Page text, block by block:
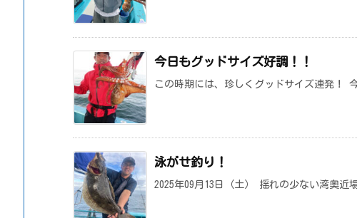
今日もグッドサイズ好調！！
この時期には、珍しくグッドサイズ連発
泳がせ釣り！
2025年09月13日（土） 揺れの少ない湾奥